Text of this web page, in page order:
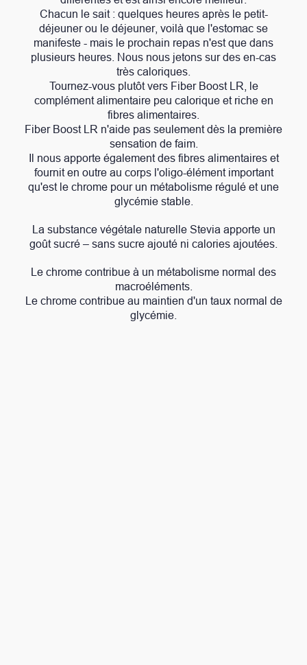
Chacun le sait : quelques heures après le petit-
déjeuner ou le déjeuner, voilà que l'estomac se
manifeste - mais le prochain repas n'est que dans
plusieurs heures. Nous nous jetons sur des en-cas
très caloriques.
Tournez-vous plutôt vers Fiber Boost LR, le
complément alimentaire peu calorique et riche en
fibres alimentaires.
Fiber Boost LR n'aide pas seulement dès la première
sensation de faim.
Il nous apporte également des fibres alimentaires et
fournit en outre au corps l'oligo-élément important
qu'est le chrome pour un métabolisme régulé et une
glycémie stable.
La substance végétale naturelle Stevia apporte un
goût sucré – sans sucre ajouté ni calories ajoutées.
Le chrome contribue à un métabolisme normal des
macroéléments.
Le chrome contribue au maintien d'un taux normal de
glycémie.